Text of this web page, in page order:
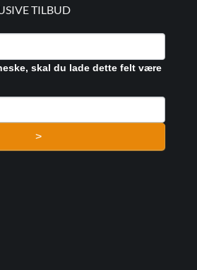
TILBUD
skal du lade dette felt være
>